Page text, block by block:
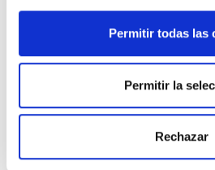
Permitir todas las
Permitir la
Rechazar
Qué salsa elegir según